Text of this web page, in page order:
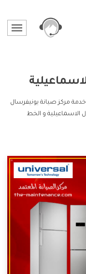
خدمة مركز صيانة يونيفرسال
الاسماعيلية و الخط